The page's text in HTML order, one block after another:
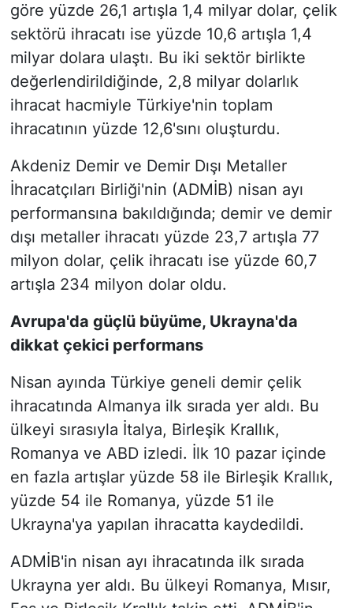
göre yüzde 26,1 artışla 1,4 milyar dolar, çelik
sektörü ihracatı ise yüzde 10,6 artışla 1,4
milyar dolara ulaştı. Bu iki sektör birlikte
değerlendirildiğinde, 2,8 milyar dolarlık
ihracat hacmiyle Türkiye'nin toplam
ihracatının yüzde 12,6'sını oluşturdu.
Akdeniz Demir ve Demir Dışı Metaller
İhracatçıları Birliği'nin (ADMİB) nisan ayı
performansına bakıldığında; demir ve demir
dışı metaller ihracatı yüzde 23,7 artışla 77
milyon dolar, çelik ihracatı ise yüzde 60,7
artışla 234 milyon dolar oldu.
Avrupa'da güçlü büyüme, Ukrayna'da
dikkat çekici performans
Nisan ayında Türkiye geneli demir çelik
ihracatında Almanya ilk sırada yer aldı. Bu
ülkeyi sırasıyla İtalya, Birleşik Krallık,
Romanya ve ABD izledi. İlk 10 pazar içinde
en fazla artışlar yüzde 58 ile Birleşik Krallık,
yüzde 54 ile Romanya, yüzde 51 ile
Ukrayna'ya yapılan ihracatta kaydedildi.
ADMİB'in nisan ayı ihracatında ilk sırada
Ukrayna yer aldı. Bu ülkeyi Romanya, Mısır,